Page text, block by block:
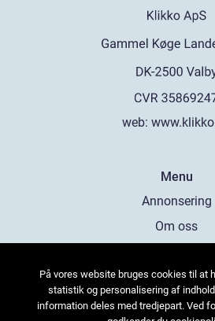
web:
Menu
Annonsering
Om oss
Kontakta oss
Sitemap
På vores website bruges cookies til at
statistik og personalisering af
information deles med tredjepart. Ved